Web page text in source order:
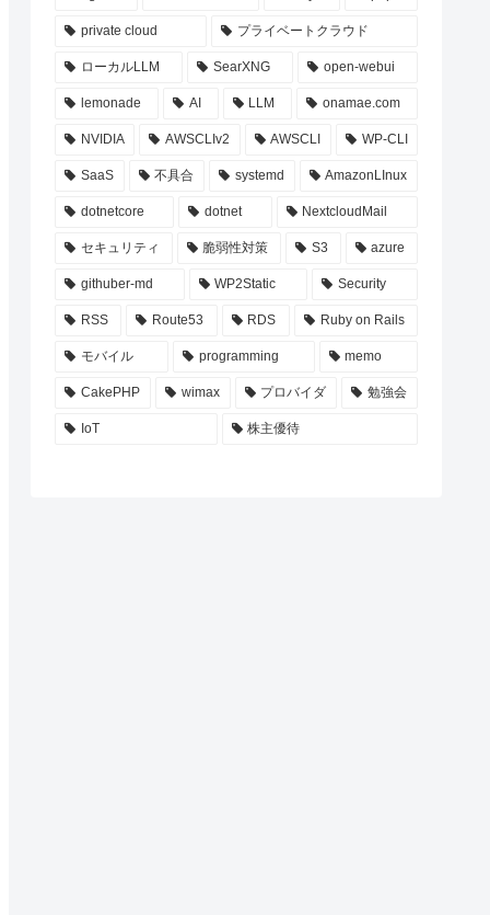
private cloud プライベートクラウド
ローカルLLM SearXNG open-webui
lemonade AI LLM onamae.com
NVIDIA AWSCLIv2 AWSCLI WP-CLI
SaaS 不具合 systemd AmazonLInux
dotnetcore dotnet NextcloudMail
セキュリティ 脆弱性対策 S3 azure
githuber-md WP2Static Security
RSS Route53 RDS Ruby on Rails
モバイル programming memo
CakePHP wimax プロバイダ 勉強会
IoT 株主優待